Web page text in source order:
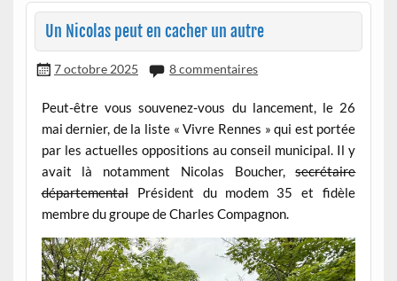
Un Nicolas peut en cacher un autre
7 octobre 2025 8 commentaires
Peut-être vous souvenez-vous du lancement, le 26
mai dernier, de la liste « Vivre Rennes » qui est portée
par les actuelles oppositions au conseil municipal. Il y
avait là notamment Nicolas Boucher,secrétaire
départementalPrésident du modem 35 et fidèle
membre du groupe de Charles Compagnon.